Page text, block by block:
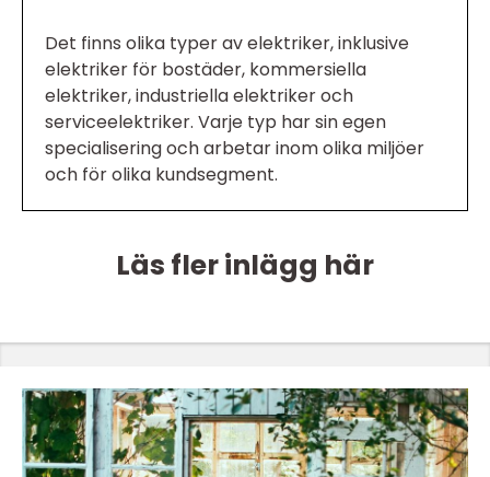
Det finns olika typer av elektriker, inklusive
elektriker för bostäder, kommersiella
elektriker, industriella elektriker och
serviceelektriker. Varje typ har sin egen
specialisering och arbetar inom olika miljöer
och för olika kundsegment.
Läs fler inlägg här